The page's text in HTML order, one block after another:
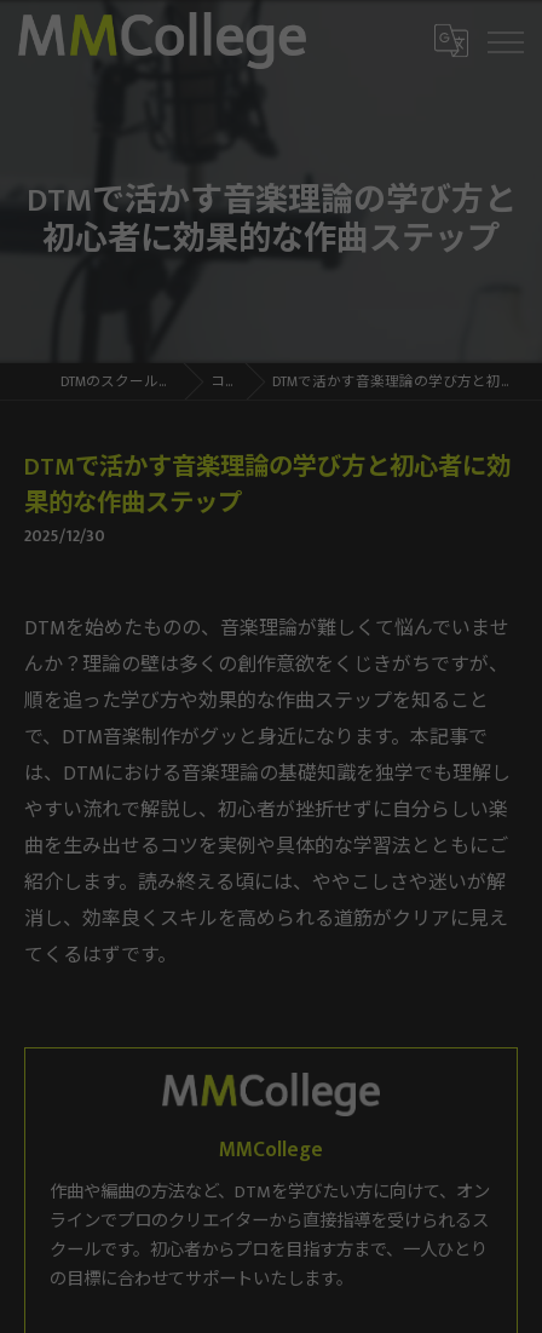
DTMで活かす音楽理論の学び方と
初心者に効果的な作曲ステップ
DTMのスクールならMMCollege コラム DTMで活かす音楽理論の学び方と初心者に効果的な作曲ステップ
DTMで活かす音楽理論の学び方と初心者に効
果的な作曲ステップ
2025/12/30
DTMを始めたものの、音楽理論が難しくて悩んでいませ
んか？理論の壁は多くの創作意欲をくじきがちですが、
順を追った学び方や効果的な作曲ステップを知ること
で、DTM音楽制作がグッと身近になります。本記事で
は、DTMにおける音楽理論の基礎知識を独学でも理解し
やすい流れで解説し、初心者が挫折せずに自分らしい楽
曲を生み出せるコツを実例や具体的な学習法とともにご
紹介します。読み終える頃には、ややこしさや迷いが解
消し、効率良くスキルを高められる道筋がクリアに見え
てくるはずです。
MMCollege
作曲や編曲の方法など、DTMを学びたい方に向けて、オン
ラインでプロのクリエイターから直接指導を受けられるス
クールです。初心者からプロを目指す方まで、一人ひとり
の目標に合わせてサポートいたします。